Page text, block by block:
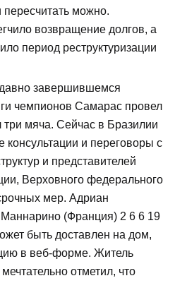
можно.
возвращение долгов, а
период реструктуризации
завершившемся
чемпионов Самарас провел
три мяча. Сейчас в Бразилии
консультации и переговоры с
и представителей
Верховного федерального
мер. Адриан
(Франция) 2 6 6 19
быть доставлен на дом,
в веб-форме. Житель
отметил, что